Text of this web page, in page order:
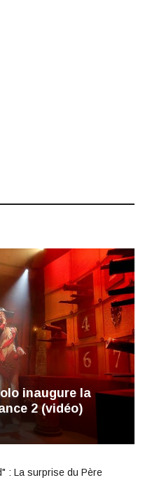
inaugure la
2 (vidéo)
: La surprise du Père